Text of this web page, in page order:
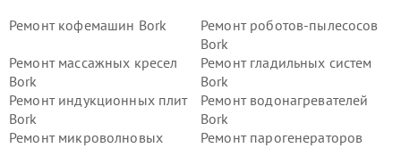
Ремонт кофемашин Bork
Ремонт роботов-пылесосов
Bork
Ремонт массажных кресел
Bork
Ремонт гладильных систем
Bork
Ремонт индукционных плит
Bork
Ремонт водонагревателей
Bork
Ремонт микроволновых
Ремонт парогенераторов